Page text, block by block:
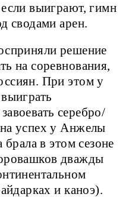
выиграют, гимн
сводами арен.
решение
на соревнования,
При этом у
серебро/
успех у Анжелы
в этом сезоне
дважды
и каноэ).